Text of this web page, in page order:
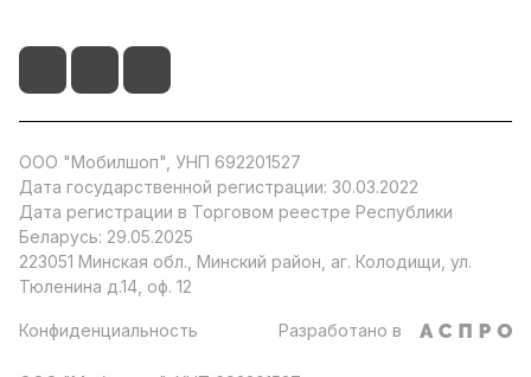
ООО "Мобилшоп", УНП 692201527
Дата государственной регистрации: 30.03.2022
Дата регистрации в Торговом реестре Республики
Беларусь: 29.05.2025
223051 Минская обл., Минский район, аг. Колодищи, ул.
Тюленина д.14, оф. 12
Конфиденциальность Разработано в